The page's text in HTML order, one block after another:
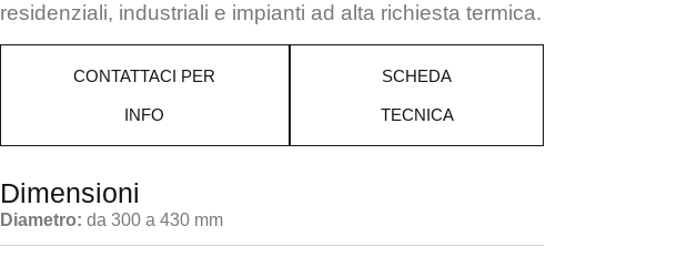
residenziali, industriali e impianti ad alta richiesta termica.
CONTATTACI PER
INFO
SCHEDA
TECNICA
Dimensioni
Diametro: da 300 a 430 mm